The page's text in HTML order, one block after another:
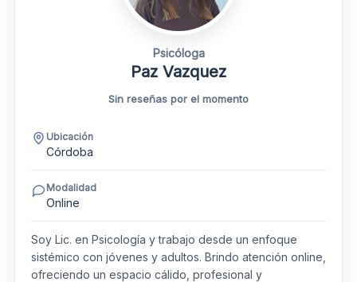
Psicóloga
Paz Vazquez
Sin reseñas por el momento
Ubicación
Córdoba
Modalidad
Online
Soy Lic. en Psicología y trabajo desde un enfoque
sistémico con jóvenes y adultos. Brindo atención online,
ofreciendo un espacio cálido, profesional y